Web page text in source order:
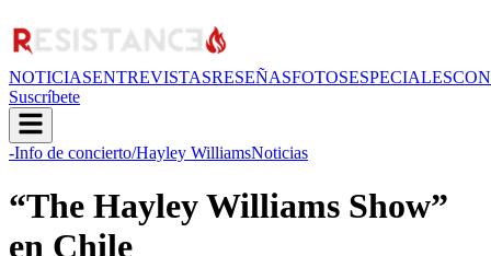
NOTICIASENTREVISTASRESEÑASFOTOSESPECIALES
Suscríbete
-Info de concierto/Hayley WilliamsNoticias
“The Hayley Williams Show”
en Chile